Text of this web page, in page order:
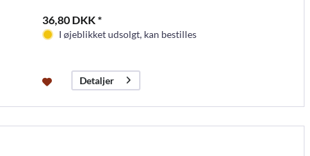
36,80 DKK *
I øjeblikket udsolgt, kan bestilles
Detaljer